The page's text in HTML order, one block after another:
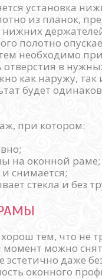
установка
из планок,
полотно
необходимо
в
как наружу, так
будет
при котором:
на оконной раме;
и снимается;
стекла и без
тем, что не
можно
эстетично даже
оконного